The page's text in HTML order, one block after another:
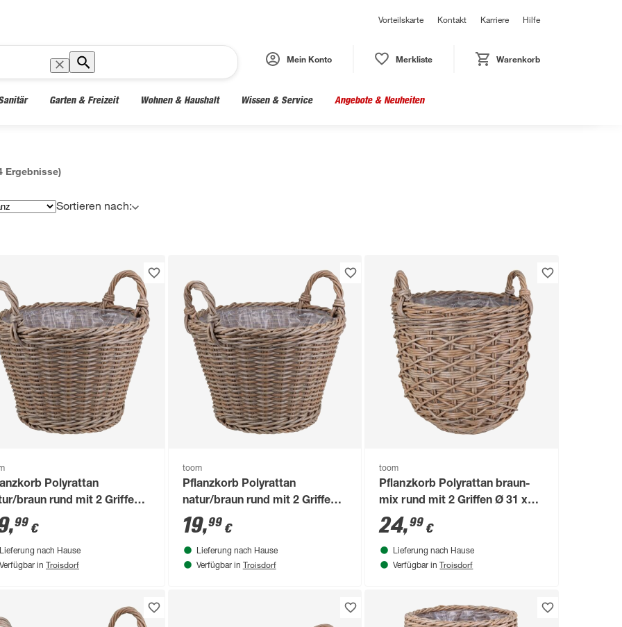
Vorteilskarte Kontakt Karriere Hilfe
Mein Konto Merkliste Warenkorb
Garten & Freizeit Wohnen & Haushalt Wissen & Service Angebote & Neuheiten
Ergebnisse)
Sortieren nach:
Polyrattan
braun rund mit 2 Griffen
x 30/37 cm, mit
,99 €
Lieferung nach Hause
Verfügbar in Troisdorf
toom
Pflanzkorb Polyrattan
natur/braun rund mit 2 Griffen
Ø 34 x 24/32 cm, mit
Polybeutel
19,99€
Lieferung nach Hause
Verfügbar in Troisdorf
toom
Pflanzkorb Polyrattan braun-
mix rund mit 2 Griffen Ø 31 x
28/36 cm, mit Polybeutel
24,99 €
Lieferung nach Hause
Verfügbar in Troisdorf